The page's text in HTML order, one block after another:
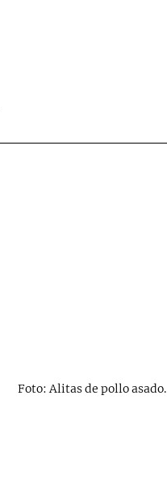
Foto: Alitas de pollo asado.